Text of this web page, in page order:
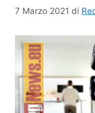
7 Marzo 2021 di